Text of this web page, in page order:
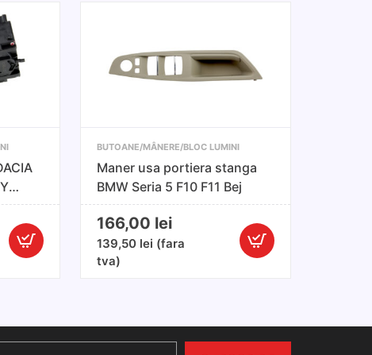
Cantitate
DACIA
DACIA
BUTOANE/MÂNERE/BLOC LUMINI
Maner usa portiera stanga
BMW Seria 5 F10 F11 Bej
166,00 lei
139,50 lei (fara
tva)
Cantitate
stanga
BMW